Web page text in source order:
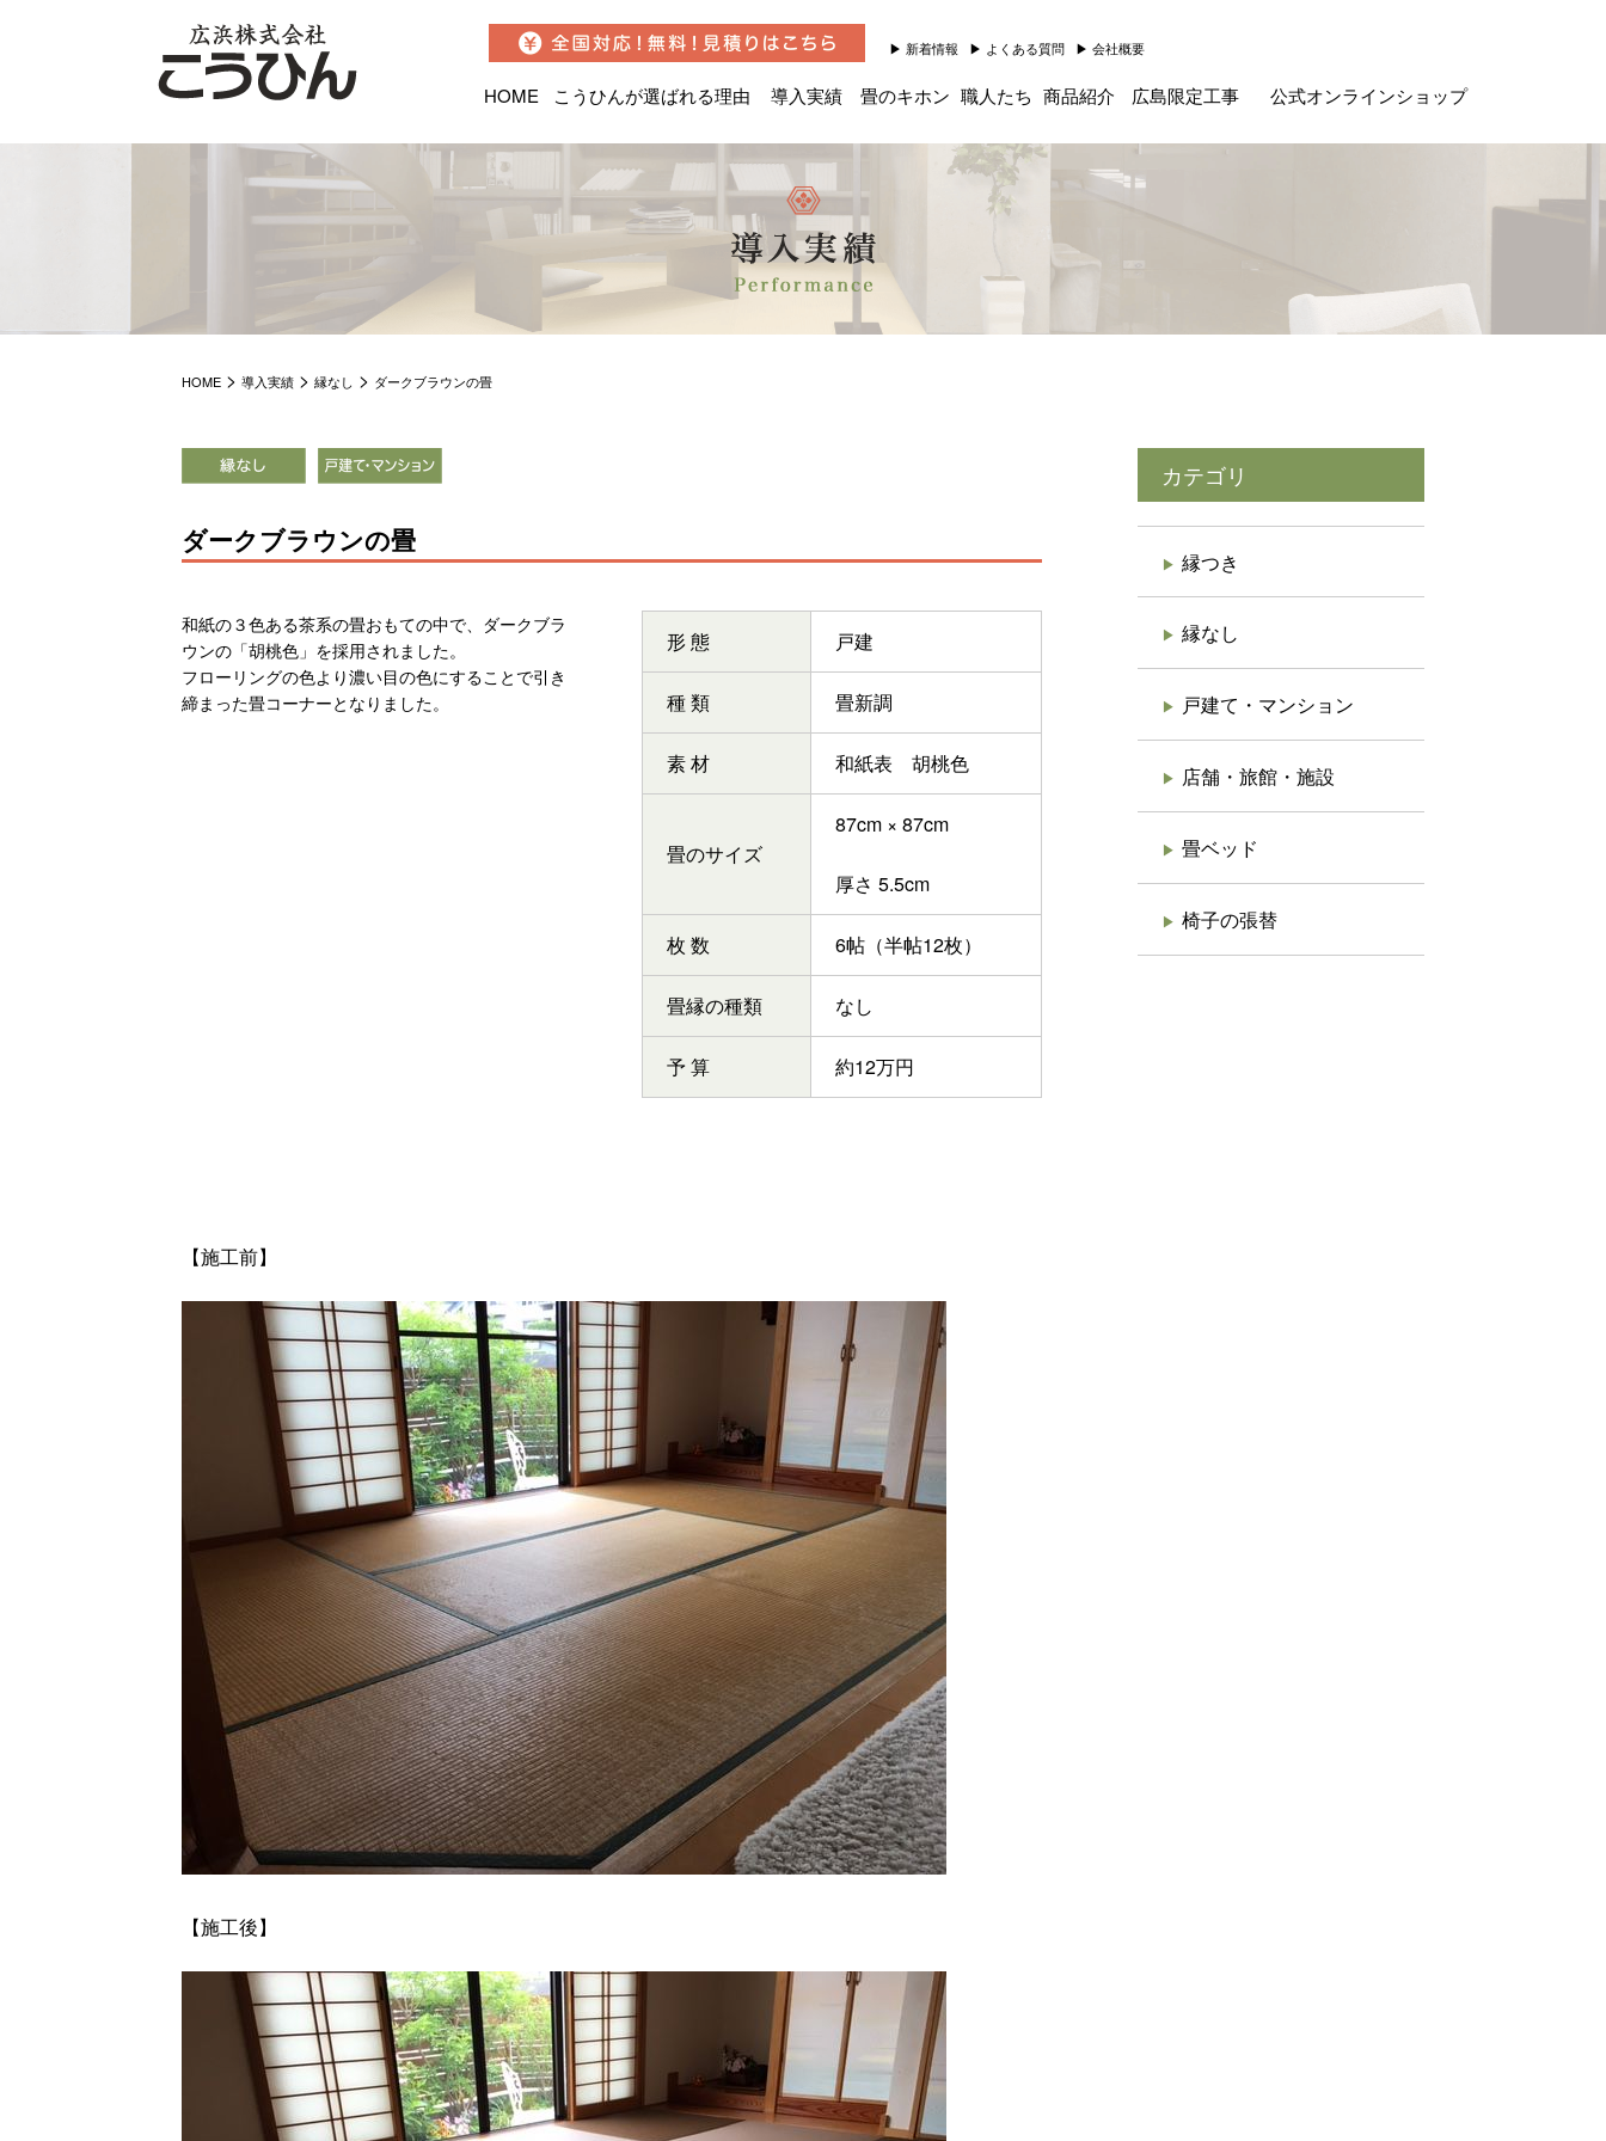
新着情報 よくある質問 会社概要
HOME こうひんが選ばれる理由 導入実績 畳のキホン 職人たち 商品紹介 広島限定工事 公式オンラインショップ
HOME > 導入実績 > 縁なし > ダークブラウンの畳
ダークブラウンの畳
和紙の３色ある茶系の畳おもての中で、ダークブラ
ウンの「胡桃色」を採用されました。
フローリングの色より濃い目の色にすることで引き
締まった畳コーナーとなりました。
形 態 戸建
種 類 畳新調
素 材 和紙表 胡桃色
畳のサイズ
87cm × 87cm
厚さ 5.5cm
枚 数 6帖（半帖12枚）
畳縁の種類 なし
予 算 約12万円
【施工前】
【施工後】
カテゴリ
縁つき
縁なし
戸建て・マンション
店舗・旅館・施設
畳ベッド
椅子の張替